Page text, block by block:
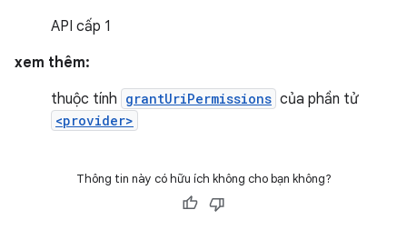
API cấp 1
xem thêm:
thuộc tính grantUriPermissions của phần tử
<provider>
Thông tin này có hữu ích không cho bạn không?